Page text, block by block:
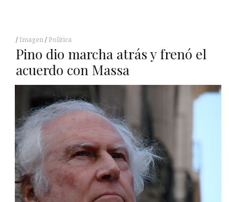
Imagen Política
Pino dio marcha atrás y frenó el
acuerdo con Massa